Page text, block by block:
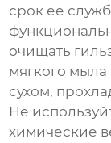
срок ее
очищать
мягкого мыла
сухом,
Не
химические